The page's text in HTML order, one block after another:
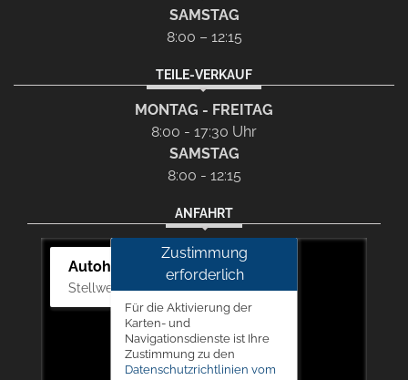
SAMSTAG
8:00 – 12:15
TEILE-VERKAUF
MONTAG - FREITAG
8:00 - 17:30 Uhr
SAMSTAG
8:00 - 12:15
ANFAHRT
Autohaus Picker
Stellwerk 5, 57368 Lennestadt
Zustimmung
erforderlich
Für die Aktivierung der
Karten- und
Navigationsdienste ist Ihre
Zustimmung zu den
Datenschutzrichtlinien vom